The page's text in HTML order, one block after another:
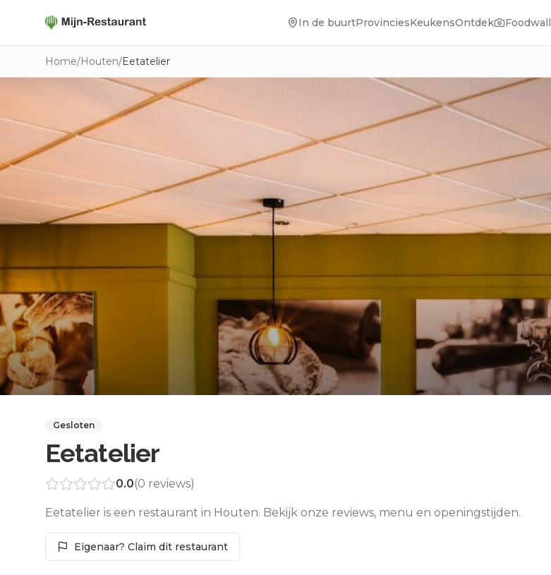
In de buurtProvinciesKeukensOntdek Foodwall
Home/Houten/Eetatelier
Gesloten
Eetatelier
0.0(0 reviews)
Eetatelier is een restaurant in Houten. Bekijk onze reviews, menu en openingstijden.
Eigenaar? Claim dit restaurant